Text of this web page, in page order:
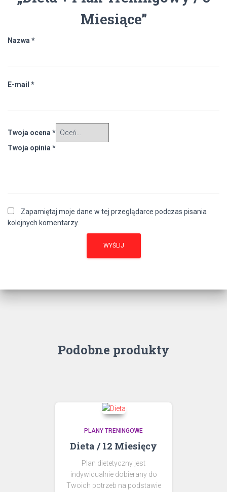
Miesiące”
Nazwa *
E-mail *
Twoja ocena *
Twoja opinia *
Zapamiętaj moje dane w tej przeglądarce podczas pisania
kolejnych komentarzy.
Podobne produkty
PLANY TRENINGOWE
Dieta / 12 Miesięcy
Plan dietetyczny jest
indywidualnie dobierany do
Twoich potrzeb na podstawie